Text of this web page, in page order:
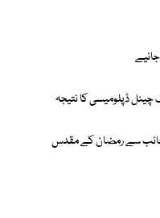
ڈپلومیسی کا نتیجہ
سے رمضان کے مقدس